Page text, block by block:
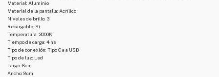
Material: Aluminio
Material de la pantalla: Acrílico
Niveles de brillo: 3
Recargable: Sí
Temperatura: 3000K
Tiempo de carga: 4 hs
Tipo de conexión: Tipo C a a USB
Tipo de luz: Led
Largo: 8cm
Ancho: 8cm